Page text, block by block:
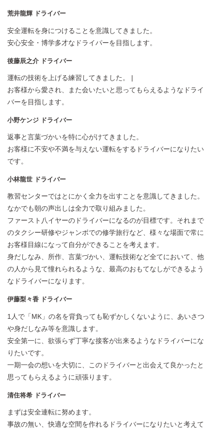
荒井龍輝 ドライバー
安全運転を身につけることを意識してきました。
安心安全・博学多才なドライパーを目指します。
後藤辰之介 ドライバー
運転の技術を上げる練習してきました。 |
お客様から愛され、また会いたいと思ってもらえるようなドライ
バーを目指します。
小野ケンジ ドライバー
返事と言葉づかいを特に心がけてきました。
お客様に不安や不満を与えない運転をするドライバーになりたい
です。
小林龍世 ドライバー
教習センターではとにかく全力を出すことを意識してきました。
なかでも朝の声出しは全力で取り組みました。
ファースト八イヤーのドライバーになるのが目標です。それまで
のタクシー研修やジャンボでの修学旅行など、様々な場面で常に
お客様目線になって自分ができることを考えます。
身だしなみ、所作、言葉づかい、運転技術など全てにおいて、他
の人から見て憧れられるような、最高のおもてなしができるよう
なドライバーになります。
伊藤梨々香 ドライバー
1人で「MK」の名を背負っても恥ずかしくないように、あいさつ
や身だしなみ等を意識します。
安全第一に、欲張らず丁寧な接客が出来るようなドライバーにな
りたいです。
一期一会の想いを大切に、このドライバーと出会えて良かったと
思ってもらえるように頑張ります。
清住将希 ドライバー
まずは安全連転に努めます。
事故の無い、快適な空間を作れるドライバーになりたいと考えて